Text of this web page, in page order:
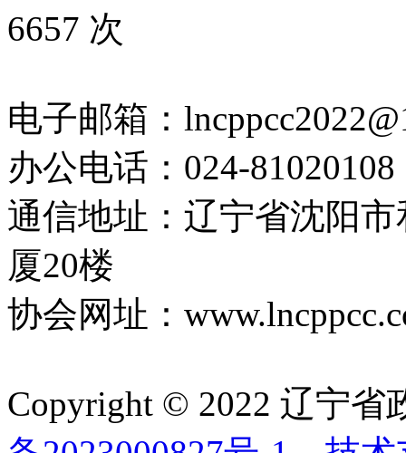
6657 次
电子邮箱：
办公电话：024-81020108
通信地址：辽宁省沈阳
厦20楼
协会网址：
Copyright © 2022 辽宁